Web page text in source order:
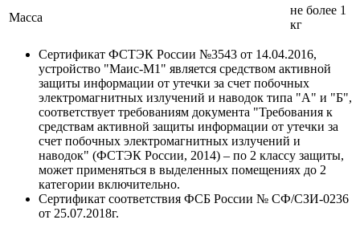
Масса
не более 1
кг
Сертификат ФСТЭК России №3543 от 14.04.2016,
устройство "Маис-М1" является средством активной
защиты информации от утечки за счет побочных
электромагнитных излучений и наводок типа "А" и "Б",
соответствует требованиям документа "Требования к
средствам активной защиты информации от утечки за
счет побочных электромагнитных излучений и
наводок" (ФСТЭК России, 2014) – по 2 классу защиты,
может применяться в выделенных помещениях до 2
категории включительно.
Сертификат соответствия ФСБ России № СФ/СЗИ-0236
от 25.07.2018г.